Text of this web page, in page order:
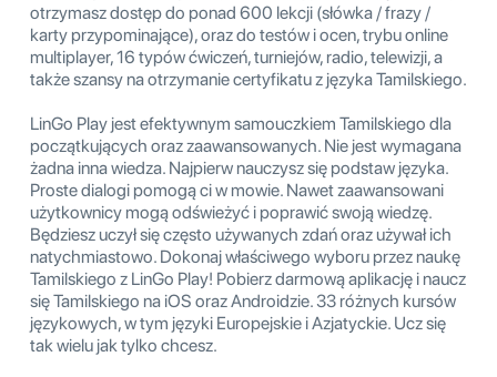
otrzymasz dostęp do ponad 600 lekcji (słówka / frazy /
karty przypominające), oraz do testów i ocen, trybu online
multiplayer, 16 typów ćwiczeń, turniejów, radio, telewizji, a
także szansy na otrzymanie certyfikatu z języka Tamilskiego.
LinGo Play jest efektywnym samouczkiem Tamilskiego dla
początkujących oraz zaawansowanych. Nie jest wymagana
żadna inna wiedza. Najpierw nauczysz się podstaw języka.
Proste dialogi pomogą ci w mowie. Nawet zaawansowani
użytkownicy mogą odświeżyć i poprawić swoją wiedzę.
Będziesz uczył się często używanych zdań oraz używał ich
natychmiastowo. Dokonaj właściwego wyboru przez naukę
Tamilskiego z LinGo Play! Pobierz darmową aplikację i naucz
się Tamilskiego na iOS oraz Androidzie. 33 różnych kursów
językowych, w tym języki Europejskie i Azjatyckie. Ucz się
tak wielu jak tylko chcesz.